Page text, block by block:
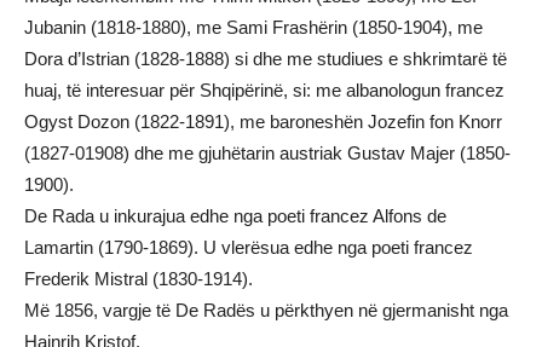
Jubanin (1818-1880), me Sami Frashërin (1850-1904), me
Dora d’Istrian (1828-1888) si dhe me studiues e shkrimtarë të
huaj, të interesuar për Shqipërinë, si: me albanologun francez
Ogyst Dozon (1822-1891), me baroneshën Jozefin fon Knorr
(1827-01908) dhe me gjuhëtarin austriak Gustav Majer (1850-
1900).
De Rada u inkurajua edhe nga poeti francez Alfons de
Lamartin (1790-1869). U vlerësua edhe nga poeti francez
Frederik Mistral (1830-1914).
Më 1856, vargje të De Radës u përkthyen në gjermanisht nga
Hajnrih Kristof.